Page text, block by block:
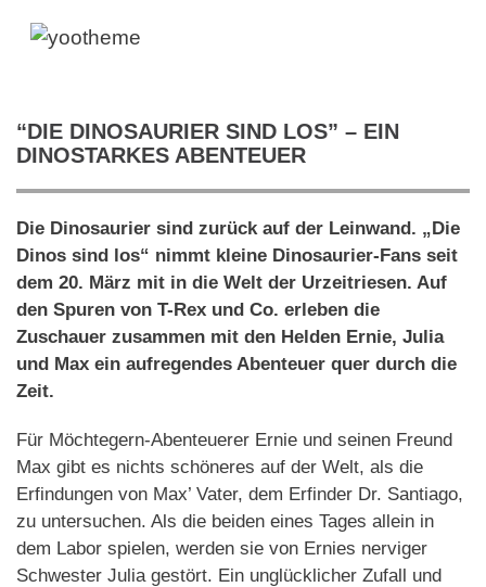
“DIE DINOSAURIER SIND LOS” – EIN
DINOSTARKES ABENTEUER
Die Dinosaurier sind zurück auf der Leinwand. „Die
Dinos sind los“ nimmt kleine Dinosaurier-Fans seit
dem 20. März mit in die Welt der Urzeitriesen. Auf
den Spuren von T-Rex und Co. erleben die
Zuschauer zusammen mit den Helden Ernie, Julia
und Max ein aufregendes Abenteuer quer durch die
Zeit.
Für Möchtegern-Abenteuerer Ernie und seinen Freund
Max gibt es nichts schöneres auf der Welt, als die
Erfindungen von Max’ Vater, dem Erfinder Dr. Santiago,
zu untersuchen. Als die beiden eines Tages allein in
dem Labor spielen, werden sie von Ernies nerviger
Schwester Julia gestört. Ein unglücklicher Zufall und